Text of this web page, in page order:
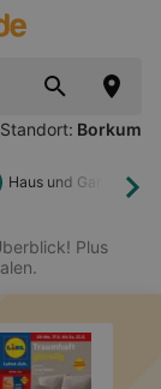
Borkum
Haus und Garten
Plus